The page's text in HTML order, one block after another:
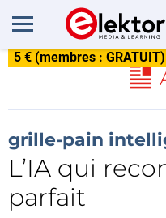
5 € (membres : GRATUIT)
grille-pain
L’IA qui
parfait